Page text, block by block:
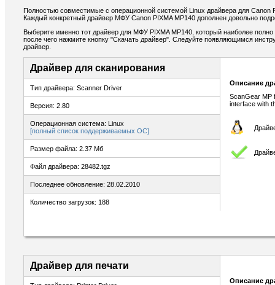
Полностью совместимые с операционной системой Linux драйвера для
Каждый конкретный драйвер МФУ Canon PIXMA MP140 дополнен довольно
Выберите именно тот драйвер для МФУ PIXMA MP140, который наиболее
после чего нажмите кнопку "Скачать драйвер". Следуйте появляющимся
драйвер.
Драйвер для сканирования
Тип драйвера: Scanner Driver
Версия: 2.80
Операционная система: Linux
[полный список поддерживаемых ОС]
Размер файла: 2.37 Мб
Файл драйвера: 28482.tgz
Последнее обновление: 28.02.2010
Количество загрузок: 188
Описание
ScanGear MP
interface with
Драйвер для печати
Описание